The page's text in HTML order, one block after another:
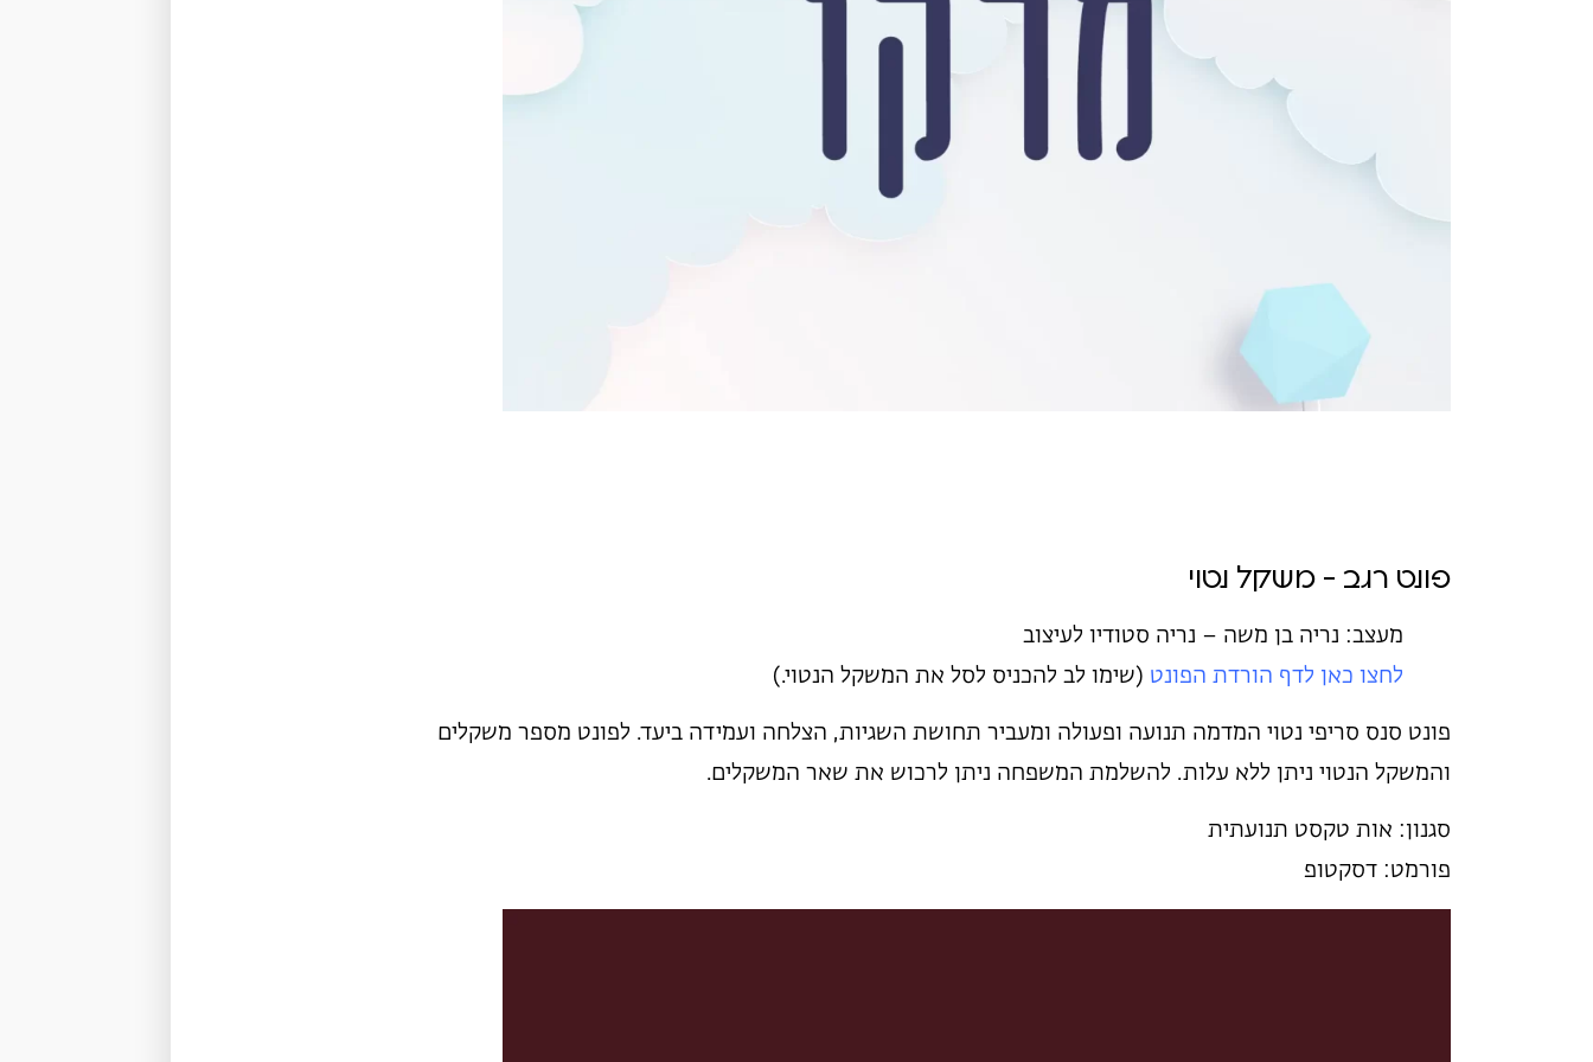
פונט רגב – משקל נטוי
מעצב: נריה בן משה – נריה סטודיו לעיצוב
לחצו כאן לדף הורדת הפונט (שימו לב להכניס לסל את המשקל הנטוי.)
פונט סנס סריפי נטוי המדמה תנועה ופעולה ומעביר תחושת השגיות, הצלחה ועמידה ביעד. לפונט מספר משקלים
והמשקל הנטוי ניתן ללא עלות. להשלמת המשפחה ניתן לרכוש את שאר המשקלים.
סגנון: אות טקסט תנועתית
פורמט: דסקטופ